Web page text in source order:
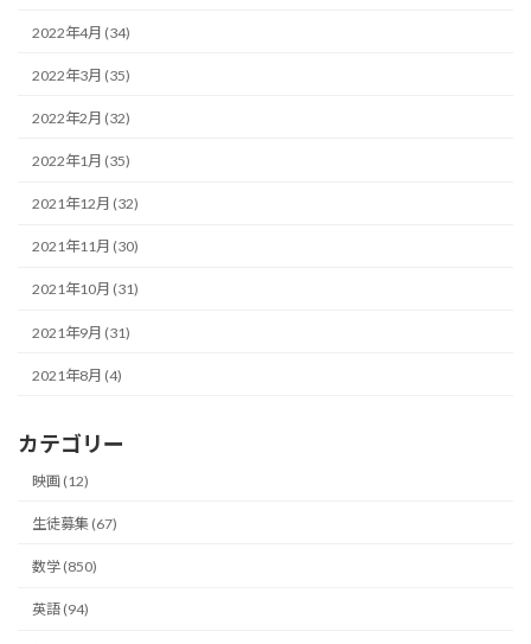
2022年4月 (34)
2022年3月 (35)
2022年2月 (32)
2022年1月 (35)
2021年12月 (32)
2021年11月 (30)
2021年10月 (31)
2021年9月 (31)
2021年8月 (4)
カテゴリー
映画 (12)
生徒募集 (67)
数学 (850)
英語 (94)